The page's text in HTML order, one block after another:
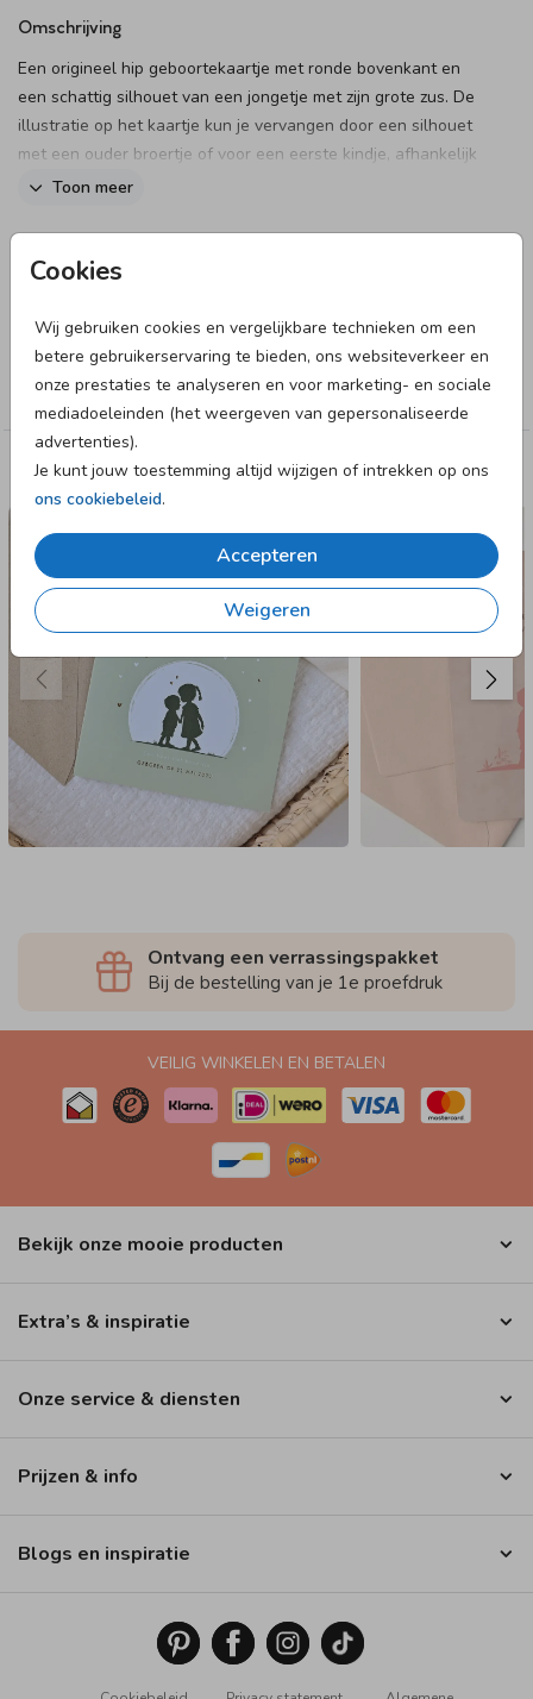
Cookies
Wij gebruiken cookies en vergelijkbare technieken om een
betere gebruikerservaring te bieden, ons websiteverkeer en
onze prestaties te analyseren en voor marketing- en sociale
mediadoeleinden (het weergeven van gepersonaliseerde
advertenties).
Je kunt jouw toestemming altijd wijzigen of intrekken op ons
ons cookiebeleid.
Accepteren
Weigeren
Omschrijving
Een origineel hip geboortekaartje met ronde bovenkant en
een schattig silhouet van een jongetje met zijn grote zus. De
illustratie op het kaartje kun je vervangen door een silhouet
met een ouder broertje of voor een eerste kindje, afhankelijk
van jouw gezinssamenstelling. Het kaartje heeft een arch-
editor.
Toon meer
Collectie
Jongen
Deze designs vind je misschien ook leuk
Ontvang een verrassingspakket
Bij de bestelling van je 1e proefdruk
VEILIG WINKELEN EN BETALEN
Bekijk onze mooie producten
Extra’s & inspiratie
Onze service & diensten
Prijzen & info
Blogs en inspiratie